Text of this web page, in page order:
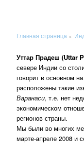
Главная страница »
Уттар Прадеш (Uttar
севере Индии со
говорит в основном
расположены такие
Варанаси, т.е. нет
экономическом
регионов страны.
Мы были во многих
марте-апреле 2008 и